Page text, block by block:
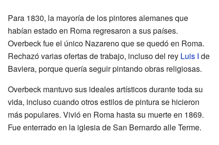
Para 1830, la mayoría de los pintores alemanes que
habían estado en Roma regresaron a sus países.
Overbeck fue el único Nazareno que se quedó en Roma.
Rechazó varias ofertas de trabajo, incluso del rey Luis I de
Baviera, porque quería seguir pintando obras religiosas.
Overbeck mantuvo sus ideales artísticos durante toda su
vida, incluso cuando otros estilos de pintura se hicieron
más populares. Vivió en Roma hasta su muerte en 1869.
Fue enterrado en la iglesia de San Bernardo alle Terme.